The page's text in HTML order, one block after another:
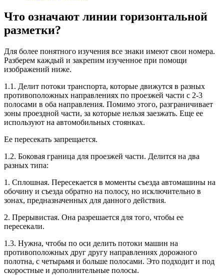
Что означают линии горизонтальной
разметки?
Для более понятного изучения все знаки имеют свои номера.
Разберем каждый и закрепим изученное при помощи
изображений ниже.
1.1. Делит потоки транспорта, которые движутся в разных
противоположных направлениях по проезжей части с 2-3
полосами в оба направления. Помимо этого, разграничивает
зоны проездной части, за которые нельзя заезжать. Еще ее
используют на автомобильных стоянках.
Ее пересекать запрещается.
1.2. Боковая граница для проезжей части. Делится на два
разных типа:
1. Сплошная. Пересекается в моменты съезда автомашины на
обочину и съезда обратно на полосу, но исключительно в
зонах, предназначенных для данного действия.
2. Прерывистая. Она разрешается для того, чтобы ее
пересекали.
1.3. Нужна, чтобы по оси делить потоки машин на
противоположных друг другу направлениях дорожного
полотна, с четырьмя и больше полосами. Это подходит и под
скоростные и дополнительные полосы.